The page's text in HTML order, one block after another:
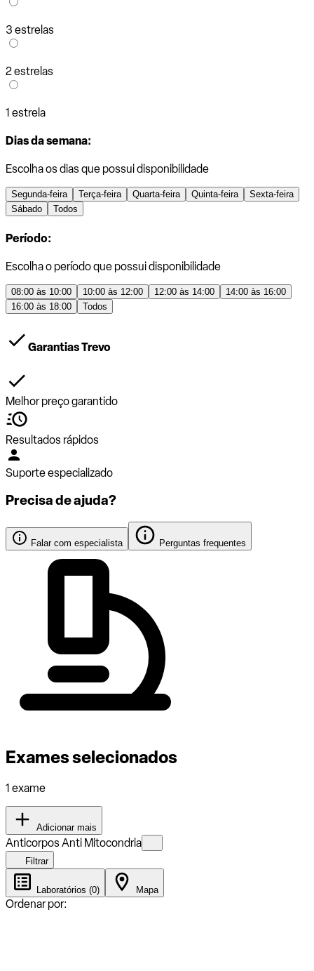
3 estrelas
2 estrelas
1 estrela
Dias da semana:
Escolha os dias que possui disponibilidade
Segunda-feira Terça-feira Quarta-feira Quinta-feira
Sexta-feira
Sábado
Todos
Período:
Escolha o período que possui disponibilidade
08:00 às 10:00 10:00 às 12:00 12:00 às 14:00
14:00 às 16:00
16:00 às 18:00
Todos
Garantias Trevo
Melhor preço garantido
Resultados rápidos
Suporte especializado
Precisa de ajuda?
Falar com especialista Perguntas frequentes
Exames selecionados
1 exame
Adicionar mais
Anticorpos Anti Mitocondria
Filtrar
Laboratórios (0) Mapa
Ordenar por: